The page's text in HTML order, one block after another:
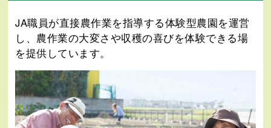
JA職員が直接農作業を指導する体験型農園を運営
し、農作業の大変さや収穫の喜びを体験できる場
を提供しています。